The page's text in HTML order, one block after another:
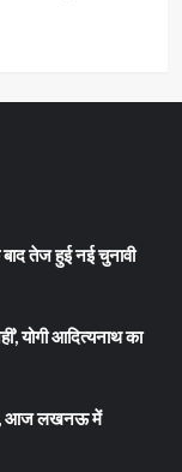
तेज हुई नई चुनावी
योगी आदित्यनाथ का
आज लखनऊ में